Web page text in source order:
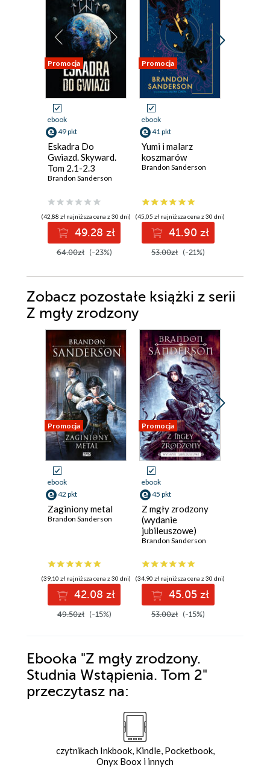
Promocja
ebook
49 pkt
Eskadra Do
Gwiazd. Skyward.
Tom 2.1-2.3
Brandon Sanderson
(42,88 zł najniższa cena z 30 dni)
49.28 zł
64.00zł (-23%)
Promocja
ebook
41 pkt
Yumi i malarz
koszmarów
Brandon Sanderson
(45,05 zł najniższa cena z 30 dni)
41.90 zł
53.00zł (-21%)
Zobacz pozostałe książki z serii
Z mgły zrodzony
Promocja
ebook
42 pkt
Zaginiony metal
Brandon Sanderson
(39,10 zł najniższa cena z 30 dni)
42.08 zł
49.50zł (-15%)
Promocja
ebook
45 pkt
Z mgły zrodzony
(wydanie
jubileuszowe)
Brandon Sanderson
(34,90 zł najniższa cena z 30 dni)
45.05 zł
53.00zł (-15%)
Ebooka "Z mgły zrodzony.
Studnia Wstąpienia. Tom 2"
przeczytasz na:
czytnikach Inkbook, Kindle, Pocketbook,
Onyx Boox i innych